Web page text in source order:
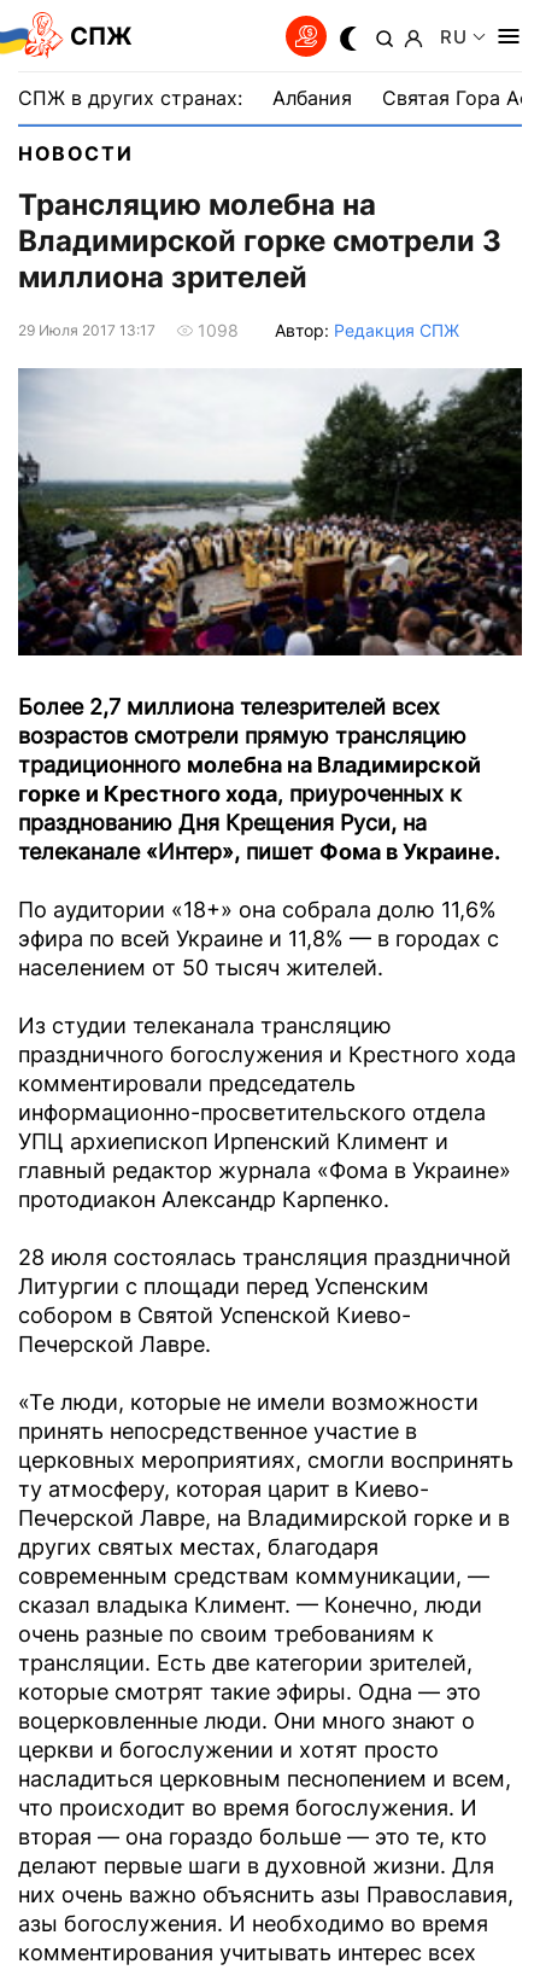
СПЖ RU
СПЖ в других странах: Албания Святая Гора
НОВОСТИ
Трансляцию молебна на
Владимирской горке смотрели 3
миллиона зрителей
29 Июля 2017 13:17 1098 Автор: Редакция СПЖ
Более 2,7 миллиона телезрителей всех
возрастов смотрели прямую трансляцию
традиционного молебна на Владимирской
горке и Крестного хода, приуроченных к
празднованию Дня Крещения Руси, на
телеканале «Интер», пишет Фома в Украине.
По аудитории «18+» она собрала долю 11,6%
эфира по всей Украине и 11,8% — в городах с
населением от 50 тысяч жителей.
Из студии телеканала трансляцию
праздничного богослужения и Крестного хода
комментировали председатель
информационно-просветительского отдела
УПЦ архиепископ Ирпенский Климент и
главный редактор журнала «Фома в Украине»
протодиакон Александр Карпенко.
28 июля состоялась трансляция праздничной
Литургии с площади перед Успенским
собором в Святой Успенской Киево-
Печерской Лавре.
«Те люди, которые не имели возможности
принять непосредственное участие в
церковных мероприятиях, смогли воспринять
ту атмосферу, которая царит в Киево-
Печерской Лавре, на Владимирской горке и в
других святых местах, благодаря
современным средствам коммуникации, —
сказал владыка Климент. — Конечно, люди
очень разные по своим требованиям к
трансляции. Есть две категории зрителей,
которые смотрят такие эфиры. Одна — это
воцерковленные люди. Они много знают о
церкви и богослужении и хотят просто
насладиться церковным песнопением и всем,
что происходит во время богослужения. И
вторая — она гораздо больше — это те, кто
делают первые шаги в духовной жизни. Для
них очень важно объяснить азы Православия,
азы богослужения. И необходимо во время
комментирования учитывать интерес всех